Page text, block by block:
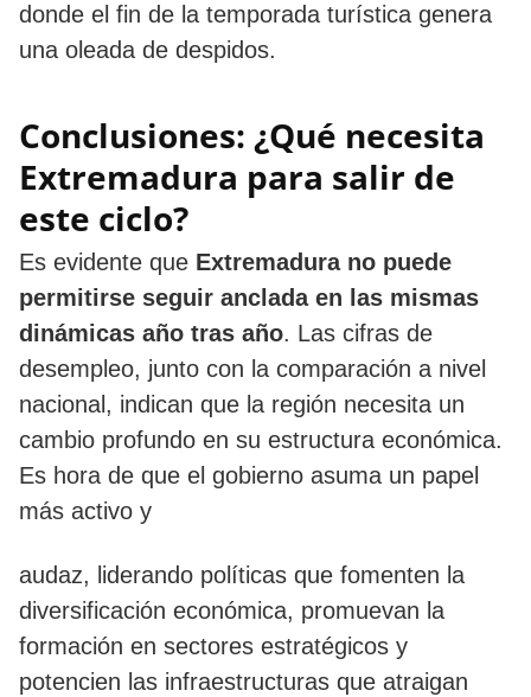
donde el fin de la temporada turística genera
una oleada de despidos.
Conclusiones: ¿Qué necesita
Extremadura para salir de
este ciclo?
Es evidente que Extremadura no puede
permitirse seguir anclada en las mismas
dinámicas año tras año. Las cifras de
desempleo, junto con la comparación a nivel
nacional, indican que la región necesita un
cambio profundo en su estructura económica.
Es hora de que el gobierno asuma un papel
más activo y
audaz, liderando políticas que fomenten la
diversificación económica, promuevan la
formación en sectores estratégicos y
potencien las infraestructuras que atraigan